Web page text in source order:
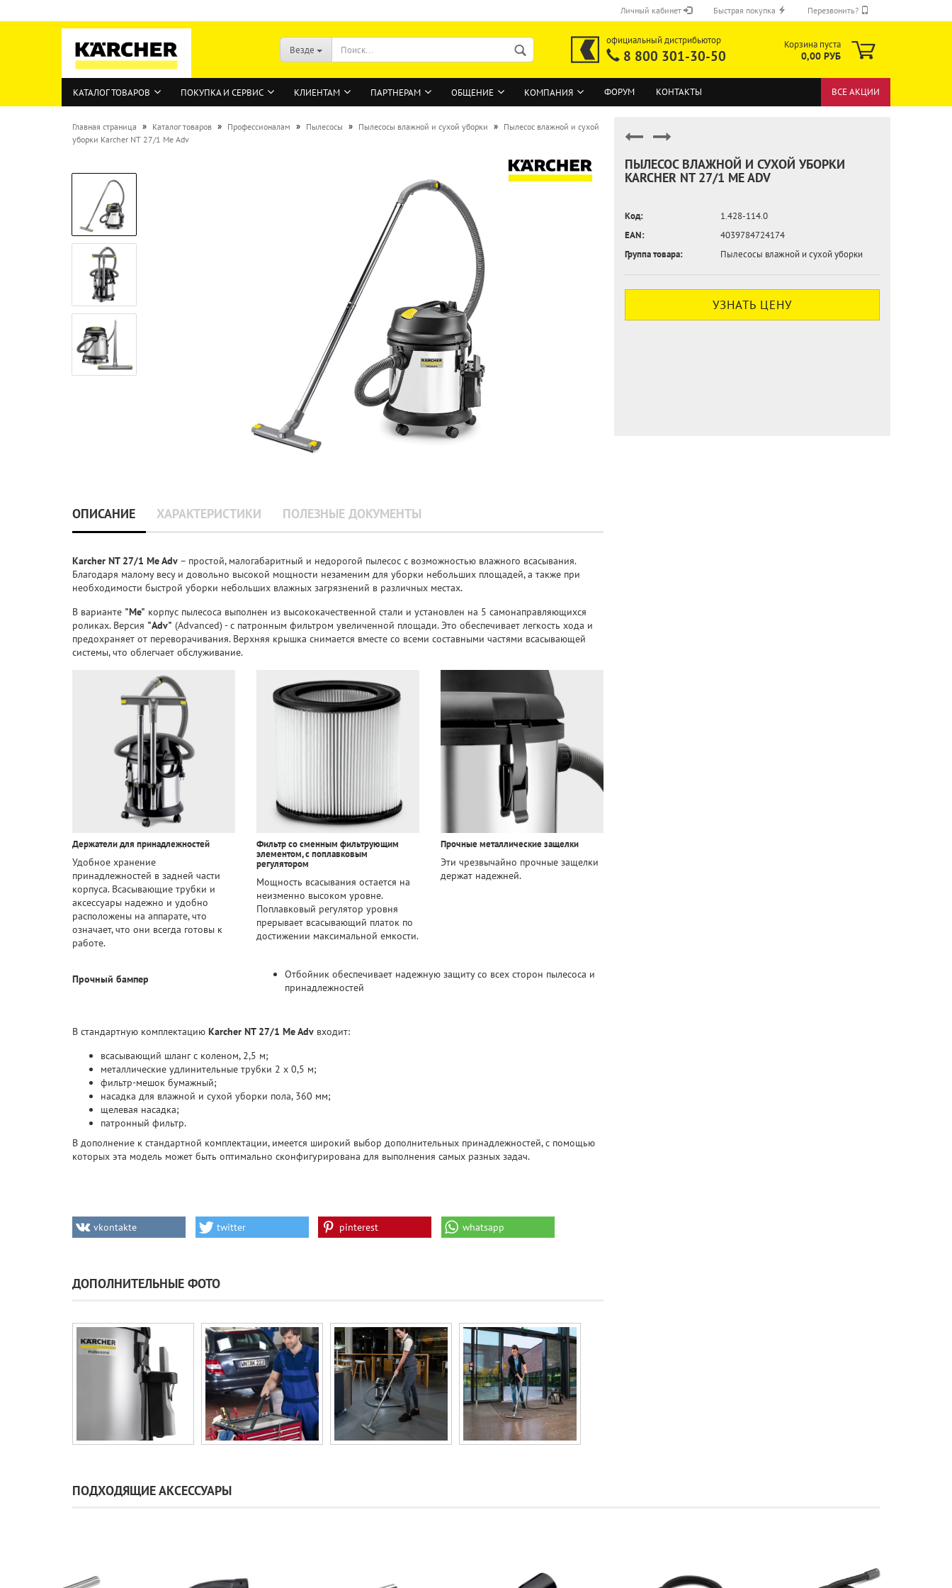
Личный кабинет
ВОЙТИ
Регистрация на сайте
Забыли пароль?
Быстрая покупка Перезвонить?
ОТПРАВИТЬ
Везде
официальный дистрибьютор
8 800 301-30-50
Корзина пуста
0,00 РУБ
КАТАЛОГ ТОВАРОВ ПОКУПКА И СЕРВИС КЛИЕНТАМ ПАРТНЕРАМ ОБЩЕНИЕ КОМПАНИЯ ФОРУМ КОНТАКТЫ ВСЕ АКЦИИ
Главная страница » Каталог товаров » Профессионалам » Пылесосы » Пылесосы влажной и сухой уборки » Пылесос влажной и сухой
уборки Karcher NT 27/1 Me Adv
ПЫЛЕСОС ВЛАЖНОЙ И СУХОЙ УБОРКИ
KARCHER NT 27/1 ME ADV
Код:
1.428-114.0
EAN:
4039784724174
Группа товара:
Пылесосы влажной и сухой уборки
УЗНАТЬ ЦЕНУ
ОПИСАНИЕ ХАРАКТЕРИСТИКИ ПОЛЕЗНЫЕ ДОКУМЕНТЫ
Karcher NT 27/1 Мe Adv – простой, малогабаритный и недорогой пылесос с возможностью влажного всасывания.
Благодаря малому весу и довольно высокой мощности незаменим для уборки небольших площадей, а также при
необходимости быстрой уборки небольших влажных загрязнений в различных местах.
В варианте "Мe" корпус пылесоса выполнен из высококачественной стали и установлен на 5 самонаправляющихся
роликах. Версия "Adv" (Advanced) - с патронным фильтром увеличенной площади. Это обеспечивает легкость хода и
предохраняет от переворачивания. Верхняя крышка снимается вместе со всеми составными частями всасывающей
системы, что облегчает обслуживание.
Держатели для принадлежностей
Удобное хранение
принадлежностей в задней части
корпуса. Всасывающие трубки и
аксессуары надежно и удобно
расположены на аппарате, что
означает, что они всегда готовы к
работе.
Фильтр со сменным фильтрующим
элементом, с поплавковым
регулятором
Мощность всасывания остается на
неизменно высоком уровне.
Поплавковый регулятор уровня
прерывает всасывающий платок по
достижении максимальной емкости.
Прочные металлические защелки
Эти чрезвычайно прочные защелки
держат надежней.
Прочный бампер
Отбойник обеспечивает надежную защиту со всех сторон пылесоса и
принадлежностей
В стандартную комплектацию Karcher NT 27/1 Мe Adv входит:
всасывающий шланг с коленом, 2,5 м;
металлические удлинительные трубки 2 х 0,5 м;
фильтр-мешок бумажный;
насадка для влажной и сухой уборки пола, 360 мм;
щелевая насадка;
патронный фильтр.
В дополнение к стандартной комплектации, имеется широкий выбор дополнительных принадлежностей, с помощью
которых эта модель может быть оптимально сконфигурирована для выполнения самых разных задач.
vkontakte twitter pinterest whatsapp
ДОПОЛНИТЕЛЬНЫЕ ФОТО
ПОДХОДЯЩИЕ АКСЕССУАРЫ